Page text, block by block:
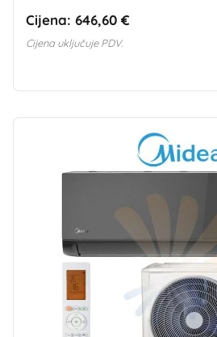
Cijena: 646,60 €
Cijena uključuje PDV.